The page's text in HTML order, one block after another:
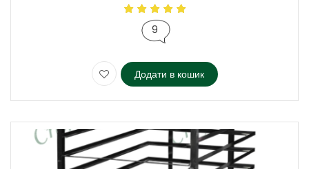
9
Додати в кошик